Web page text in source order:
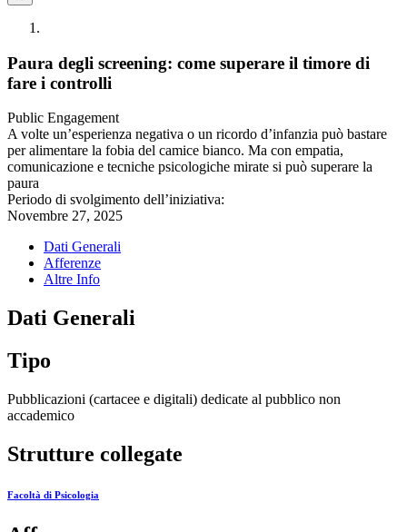
Paura degli screening: come superare il timore di
fare i controlli
Public Engagement
A volte un’esperienza negativa o un ricordo d’infanzia può bastare
per alimentare la fobia del camice bianco. Ma con empatia,
comunicazione e tecniche psicologiche mirate si può superare la
paura
Periodo di svolgimento dell’iniziativa:
Novembre 27, 2025
Dati Generali
Afferenze
Altre Info
Dati Generali
Tipo
Pubblicazioni (cartacee e digitali) dedicate al pubblico non
accademico
Strutture collegate
Facoltà di Psicologia